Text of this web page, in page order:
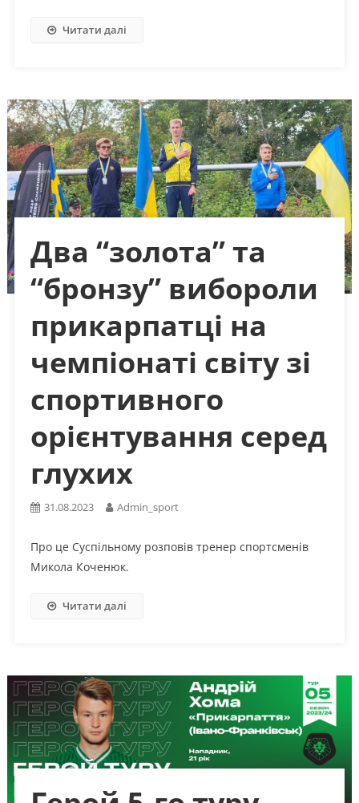
Читати далі
Два “золота” та
“бронзу” вибороли
прикарпатці на
чемпіонаті світу зі
спортивного
орієнтування серед
глухих
31.08.2023 Admin_sport
Про це Суспільному розповів тренер спортсменів
Микола Коченюк.
Читати далі